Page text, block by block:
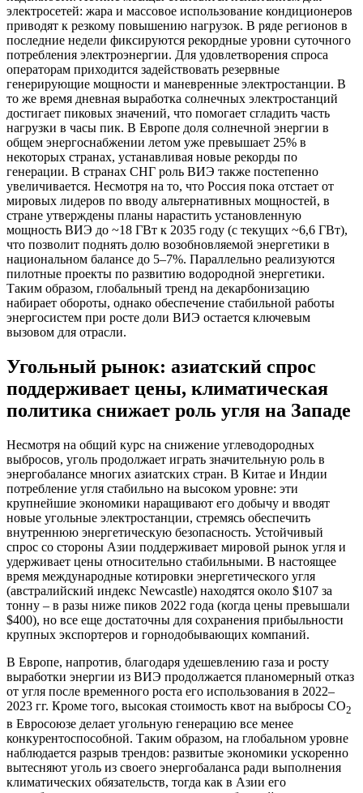
электросетей: жара и массовое использование кондиционеров
приводят к резкому повышению нагрузок. В ряде регионов в
последние недели фиксируются рекордные уровни суточного
потребления электроэнергии. Для удовлетворения спроса
операторам приходится задействовать резервные
генерирующие мощности и маневренные электростанции. В
то же время дневная выработка солнечных электростанций
достигает пиковых значений, что помогает сгладить часть
нагрузки в часы пик. В Европе доля солнечной энергии в
общем энергоснабжении летом уже превышает 25% в
некоторых странах, устанавливая новые рекорды по
генерации. В странах СНГ роль ВИЭ также постепенно
увеличивается. Несмотря на то, что Россия пока отстает от
мировых лидеров по вводу альтернативных мощностей, в
стране утверждены планы нарастить установленную
мощность ВИЭ до ~18 ГВт к 2035 году (с текущих ~6,6 ГВт),
что позволит поднять долю возобновляемой энергетики в
национальном балансе до 5–7%. Параллельно реализуются
пилотные проекты по развитию водородной энергетики.
Таким образом, глобальный тренд на декарбонизацию
набирает обороты, однако обеспечение стабильной работы
энергосистем при росте доли ВИЭ остается ключевым
вызовом для отрасли.
Угольный рынок: азиатский спрос
поддерживает цены, климатическая
политика снижает роль угля на Западе
Несмотря на общий курс на снижение углеводородных
выбросов, уголь продолжает играть значительную роль в
энергобалансе многих азиатских стран. В Китае и Индии
потребление угля стабильно на высоком уровне: эти
крупнейшие экономики наращивают его добычу и вводят
новые угольные электростанции, стремясь обеспечить
внутреннюю энергетическую безопасность. Устойчивый
спрос со стороны Азии поддерживает мировой рынок угля и
удерживает цены относительно стабильными. В настоящее
время международные котировки энергетического угля
(австралийский индекс Newcastle) находятся около $107 за
тонну – в разы ниже пиков 2022 года (когда цены превышали
$400), но все еще достаточны для сохранения прибыльности
крупных экспортеров и горнодобывающих компаний.
В Европе, напротив, благодаря удешевлению газа и росту
выработки энергии из ВИЭ продолжается планомерный отказ
от угля после временного роста его использования в 2022–
2023 гг. Кроме того, высокая стоимость квот на выбросы CO2
в Евросоюзе делает угольную генерацию все менее
конкурентоспособной. Таким образом, на глобальном уровне
наблюдается разрыв трендов: развитые экономики ускоренно
вытесняют уголь из своего энергобаланса ради выполнения
климатических обязательств, тогда как в Азии его